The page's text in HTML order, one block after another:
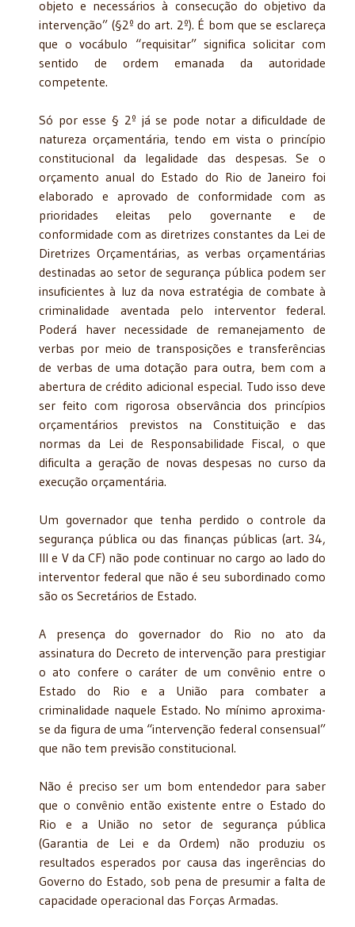
objeto e necessários à consecução do objetivo da
intervenção” (§2º do art. 2º). É bom que se esclareça
que o vocábulo “requisitar” significa solicitar com
sentido de ordem emanada da autoridade
competente.
Só por esse § 2º já se pode notar a dificuldade de
natureza orçamentária, tendo em vista o princípio
constitucional da legalidade das despesas. Se o
orçamento anual do Estado do Rio de Janeiro foi
elaborado e aprovado de conformidade com as
prioridades eleitas pelo governante e de
conformidade com as diretrizes constantes da Lei de
Diretrizes Orçamentárias, as verbas orçamentárias
destinadas ao setor de segurança pública podem ser
insuficientes à luz da nova estratégia de combate à
criminalidade aventada pelo interventor federal.
Poderá haver necessidade de remanejamento de
verbas por meio de transposições e transferências
de verbas de uma dotação para outra, bem com a
abertura de crédito adicional especial. Tudo isso deve
ser feito com rigorosa observância dos princípios
orçamentários previstos na Constituição e das
normas da Lei de Responsabilidade Fiscal, o que
dificulta a geração de novas despesas no curso da
execução orçamentária.
Um governador que tenha perdido o controle da
segurança pública ou das finanças públicas (art. 34,
III e V da CF) não pode continuar no cargo ao lado do
interventor federal que não é seu subordinado como
são os Secretários de Estado.
A presença do governador do Rio no ato da
assinatura do Decreto de intervenção para prestigiar
o ato confere o caráter de um convênio entre o
Estado do Rio e a União para combater a
criminalidade naquele Estado. No mínimo aproxima-
se da figura de uma “intervenção federal consensual”
que não tem previsão constitucional.
Não é preciso ser um bom entendedor para saber
que o convênio então existente entre o Estado do
Rio e a União no setor de segurança pública
(Garantia de Lei e da Ordem) não produziu os
resultados esperados por causa das ingerências do
Governo do Estado, sob pena de presumir a falta de
capacidade operacional das Forças Armadas.